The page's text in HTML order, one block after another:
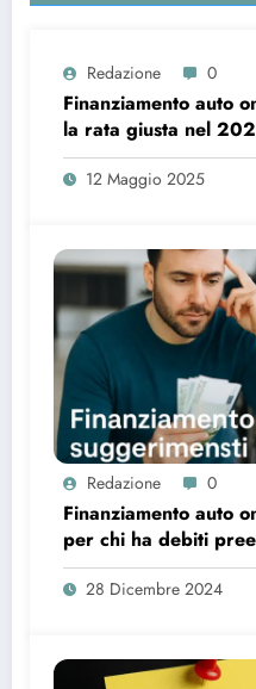
Redazione 0
Finanziamento auto
la rata giusta nel
12 Maggio 2025
Redazione 0
Finanziamento auto
per chi ha debiti
28 Dicembre 2024